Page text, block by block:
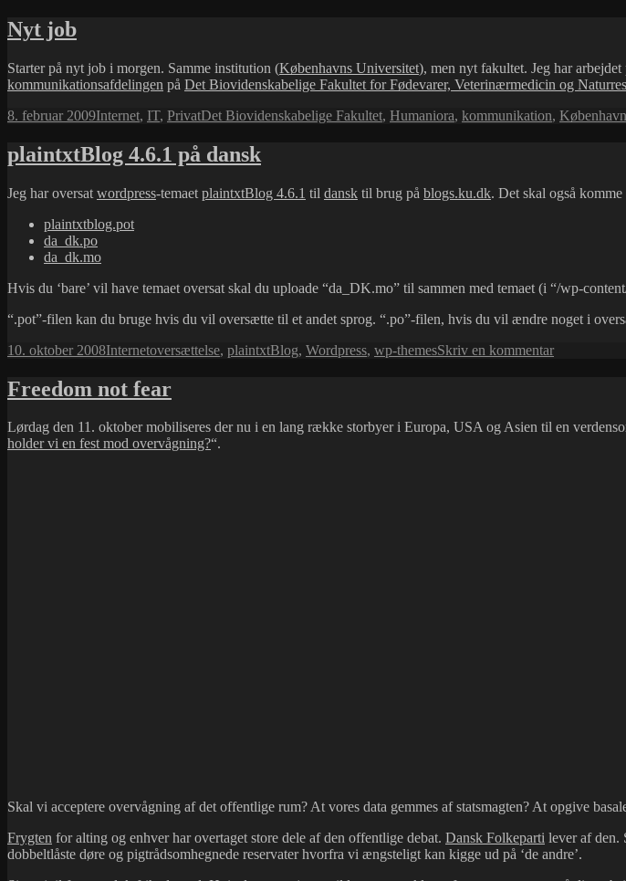
Nyt job
Starter på nyt job i morgen. Samme institution (Københavns Universitet), men nyt fakultet. Jeg har arbejdet
kommunikationsafdelingen på Det Biovidenskabelige Fakultet for Fødevarer, Veterinærmedicin og
Udgivet
8. februar 2009Kategorier
Internet, IT, PrivatTags
Det Biovidenskabelige Fakultet, Humaniora, kommunikation,
plaintxtBlog 4.6.1 på dansk
Jeg har oversat wordpress-temaet plaintxtBlog 4.6.1 til dansk til brug på blogs.ku.dk. Det skal også
plaintxtblog.pot
da_dk.po
da_dk.mo
Hvis du ‘bare’ vil have temaet oversat skal du uploade “da_DK.mo” til sammen med temaet (i “/wp-
“.pot”-filen kan du bruge hvis du vil oversætte til et andet sprog. “.po”-filen, hvis du vil ændre noget i
Udgivet
10. oktober 2008Kategorier
InternetTags
oversættelse, plaintxtBlog, Wordpress, wp-themesSkriv en kommentartil
Freedom not fear
Lørdag den 11. oktober mobiliseres der nu i en lang række storbyer i Europa, USA og Asien til en
holder vi en fest mod overvågning?“.
Skal vi acceptere overvågning af det offentlige rum? At vores data gemmes af statsmagten? At opgive
Frygten for alting og enhver har overtaget store dele af den offentlige debat. Dansk Folkeparti lever af den.
dobbeltlåste døre og pigtrådsomhegnede reservater hvorfra vi ængsteligt kan kigge ud på ‘de andre’.